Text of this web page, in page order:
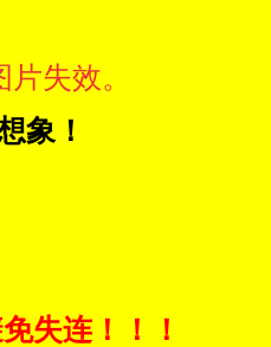
失效。
象！
失连！！！